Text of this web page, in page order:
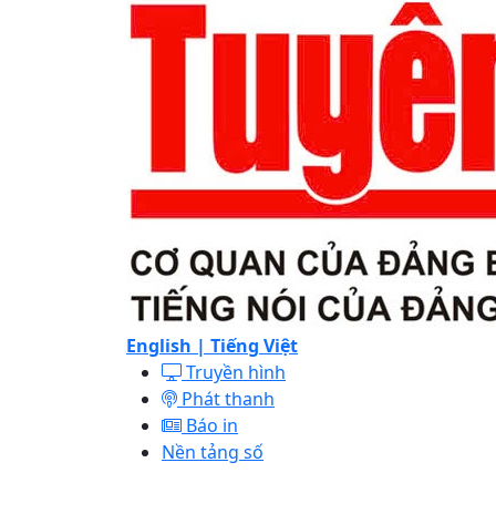
English | Tiếng Việt
Truyền hình
Phát thanh
Báo in
Nền tảng số